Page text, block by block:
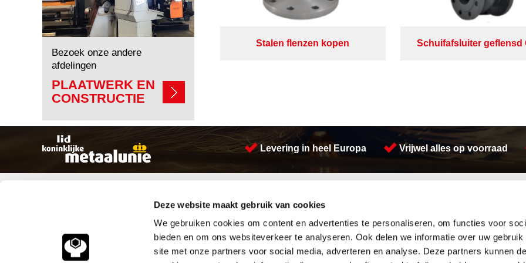
Deze website maakt gebruik van cookies
We gebruiken cookies om content en advertenties te personaliseren, om functies voor
bieden en om ons websiteverkeer te analyseren. Ook delen we informatie over uw gebruik
site met onze partners voor social media, adverteren en analyse. Deze partners kunnen
Bezoek onze andere
afdelingen
PLAATWERK EN
CONSTRUCTIE
Stalen flenzen kopen Schuifafsluiter geflensd
Levering in heel Europa Vrijwel alles op voorraad
Klantenservice
Vacatures
Aandrijftechniek
Afdichtingen en Rubbers
Bevestigings materialen
Hang en sluitwerk
Hydrauliek onderdelen
Leidingcomponenten
Looproosters
Pneumatiek
Pompen
Plasmasnijden
Walsen
Koudgewalste platen
Warmgewalste platen